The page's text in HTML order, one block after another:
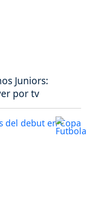
Juniors:
por tv